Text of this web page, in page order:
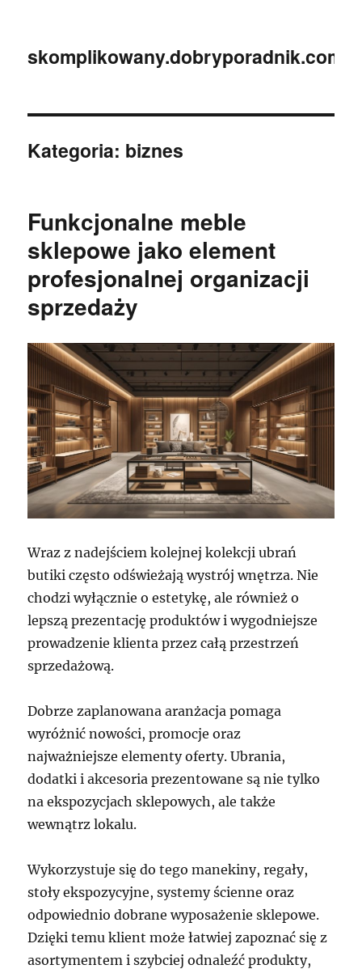
Kategoria: biznes
Funkcjonalne meble
sklepowe jako element
profesjonalnej organizacji
sprzedaży
Wraz z nadejściem kolejnej kolekcji ubrań
butiki często odświeżają wystrój wnętrza. Nie
chodzi wyłącznie o estetykę, ale również o
lepszą prezentację produktów i wygodniejsze
prowadzenie klienta przez całą przestrzeń
sprzedażową.
Dobrze zaplanowana aranżacja pomaga
wyróżnić nowości, promocje oraz
najważniejsze elementy oferty. Ubrania,
dodatki i akcesoria prezentowane są nie tylko
na ekspozycjach sklepowych, ale także
wewnątrz lokalu.
Wykorzystuje się do tego manekiny, regały,
stoły ekspozycyjne, systemy ścienne oraz
odpowiednio dobrane wyposażenie sklepowe.
Dzięki temu klient może łatwiej zapoznać się z
asortymentem i szybciej odnaleźć produkty,